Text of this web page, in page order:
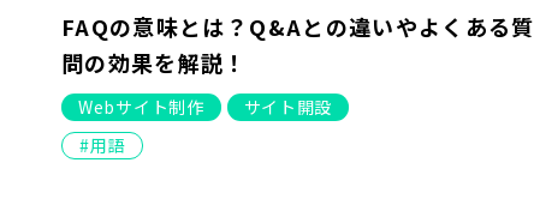
FAQの意味とは？Q&Aとの違いやよくある質
問の効果を解説！
Webサイト制作
サイト開設
用語